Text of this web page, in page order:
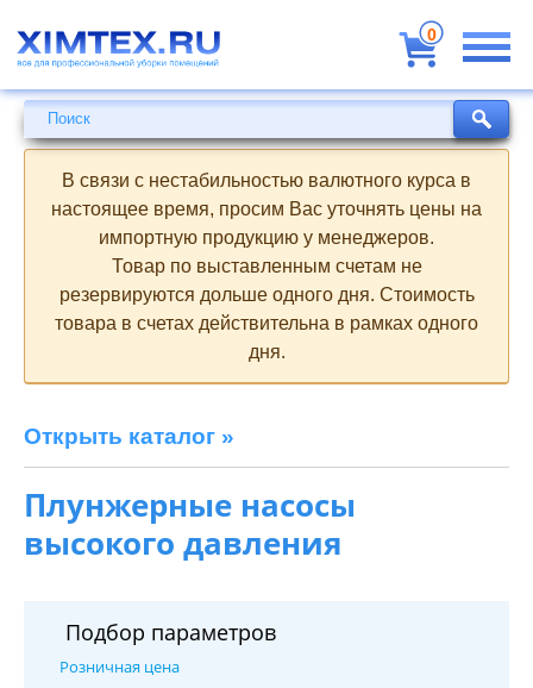
для
профессиональной
уборки
помещений
Поиск
В связи с нестабильностью валютного курса в
настоящее время, просим Вас уточнять цены на
импортную продукцию у менеджеров.
Товар по выставленным счетам не
резервируются дольше одного дня. Стоимость
товара в счетах действительна в рамках одного
дня.
Открыть каталог »
Плунжерные насосы
высокого давления
Подбор параметров
Розничная цена
Поиск
0